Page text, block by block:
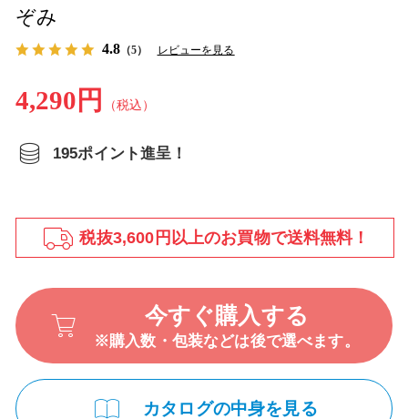
ぞみ
4.8 （5） レビューを見る
4,290円 （税込）
195ポイント進呈！
税抜3,600円以上のお買物で送料無料！
今すぐ購入する
※購入数・包装などは後で選べます。
カタログの中身を見る